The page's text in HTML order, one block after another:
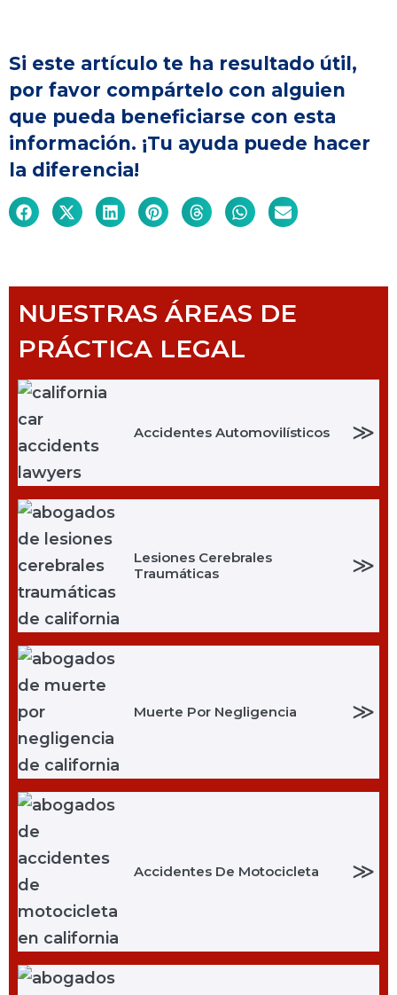
Si este artículo te ha resultado útil,
por favor compártelo con alguien
que pueda beneficiarse con esta
información. ¡Tu ayuda puede hacer
la diferencia!
NUESTRAS ÁREAS DE
PRÁCTICA LEGAL
Accidentes Automovilísticos ≫
Lesiones Cerebrales
Traumáticas
≫
Muerte Por Negligencia ≫
Accidentes De Motocicleta ≫